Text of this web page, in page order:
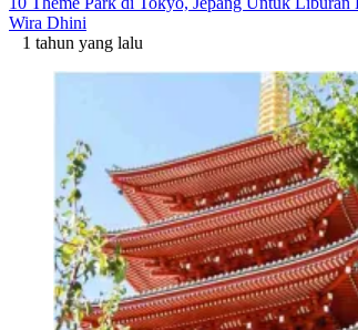
Wira Dhini
1 tahun yang lalu